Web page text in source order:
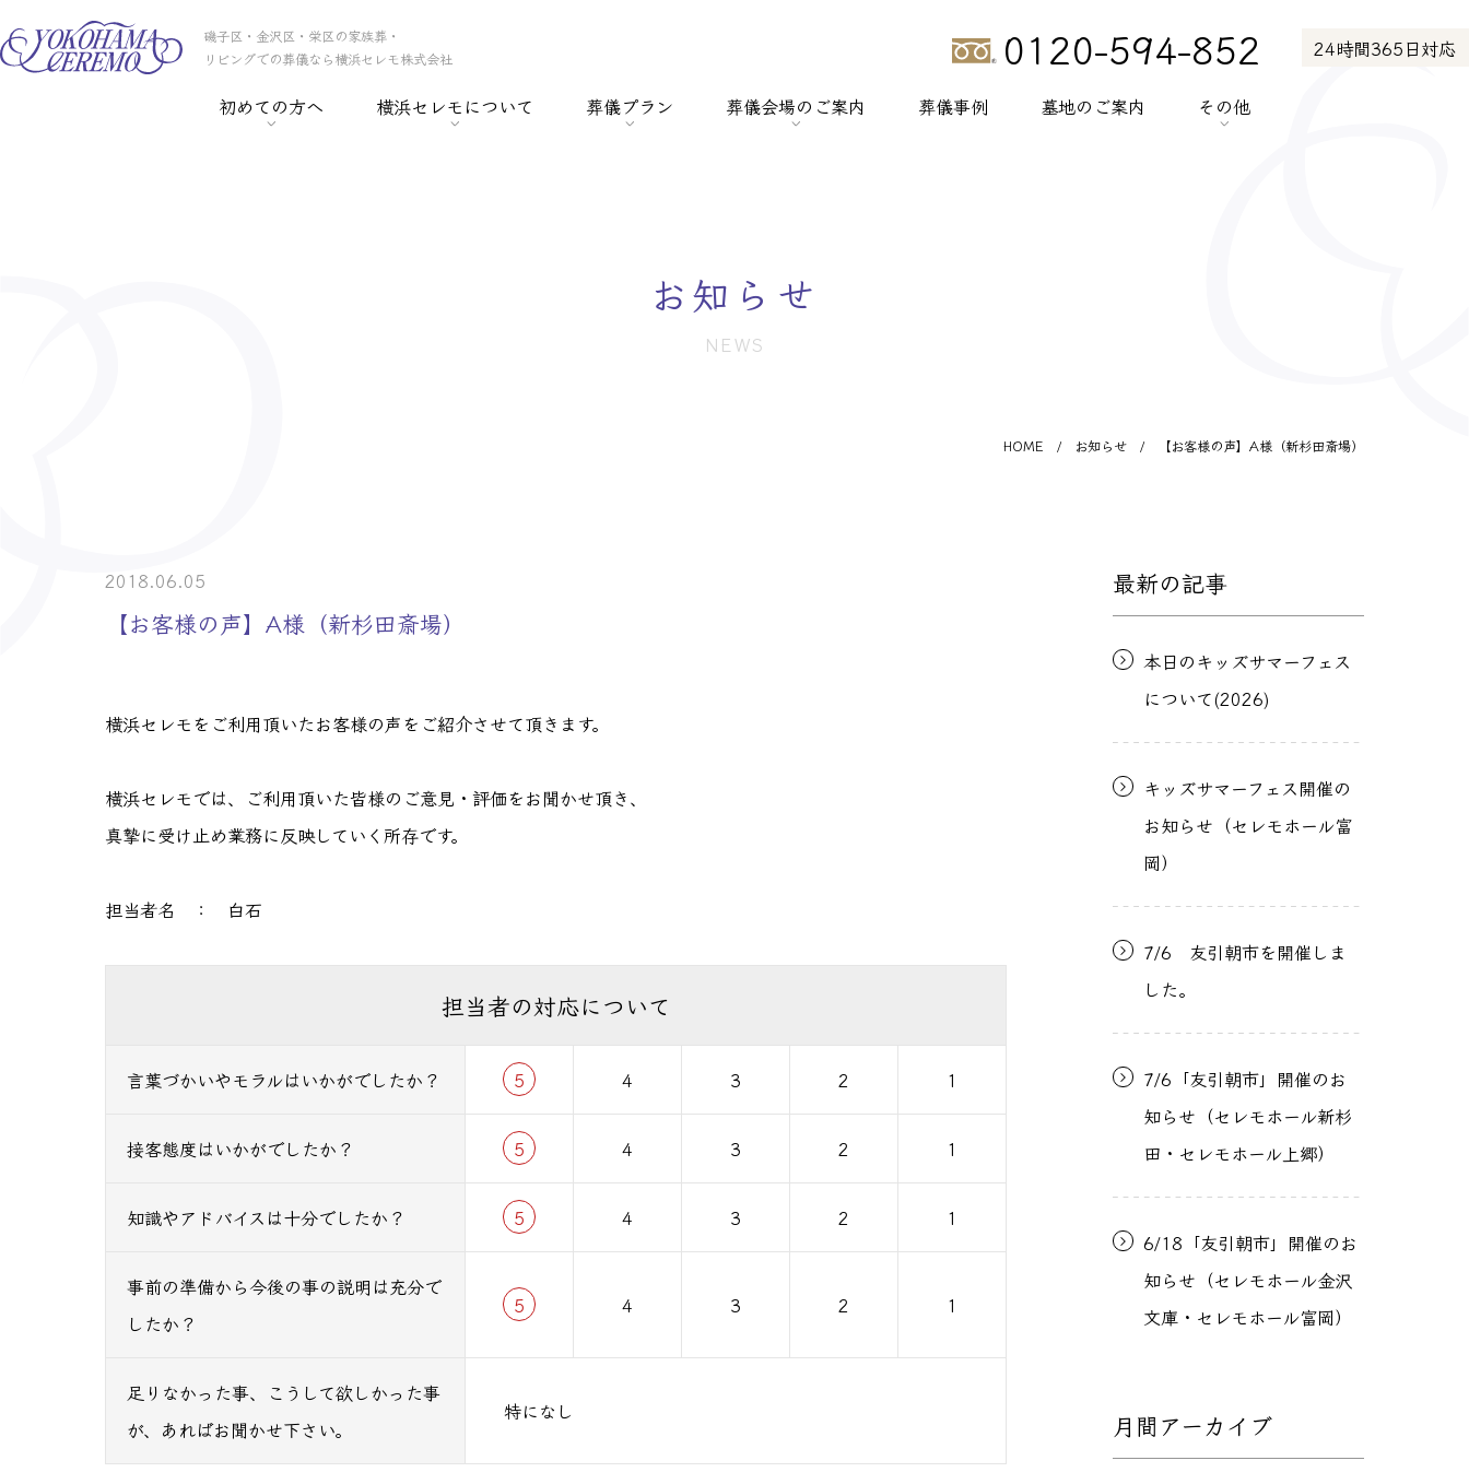
磯子区・金沢区・栄区の家族葬・
リビングでの葬儀なら横浜セレモ株式会社
0120-594-852 24時間365日対応
初めての方へ 横浜セレモについて 葬儀プラン 葬儀会場のご案内
> セレモホール富岡
葬儀事例 墓地のご案内 その他
> サイトポリシー
お知らせ
NEWS
HOME / お知らせ/ 【お客様の声】A様（新杉田斎場）
2018.06.05
【お客様の声】A様（新杉田斎場）
横浜セレモをご利用頂いたお客様の声をご紹介させて頂きます。
横浜セレモでは、ご利用頂いた皆様のご意見・評価をお聞かせ頂き、
真摯に受け止め業務に反映していく所存です。
担当者名 ： 白石
担当者の対応について
言葉づかいやモラルはいかがでしたか？ 5 4 3 2 1
接客態度はいかがでしたか？ 5 4 3 2 1
知識やアドバイスは十分でしたか？ 5 4 3 2 1
事前の準備から今後の事の説明は充分で
したか？
5 4 3 2 1
足りなかった事、こうして欲しかった事
が、あればお聞かせ下さい。
特になし
最新の記事
本日のキッズサマーフェス
について(2026)
キッズサマーフェス開催の
お知らせ（セレモホール富
岡）
7/6 友引朝市を開催しま
した。
7/6「友引朝市」開催のお
知らせ（セレモホール新杉
田・セレモホール上郷）
6/18「友引朝市」開催のお
知らせ（セレモホール金沢
文庫・セレモホール富岡）
月間アーカイブ